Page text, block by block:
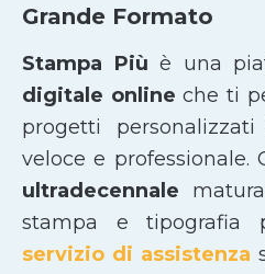
Grande Formato
Stampa Più è una
digitale online che ti
progetti
veloce e professionale.
ultradecennale
stampa e tipografia
servizio di assistenza